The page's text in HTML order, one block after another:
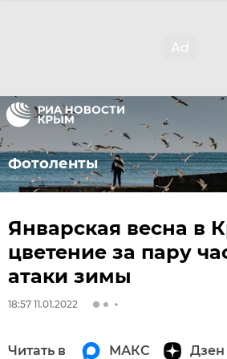
Фотоленты
Январская весна в
цветение за пару
атаки зимы
18:57 11.01.2022
Читать в МАКС Дзен